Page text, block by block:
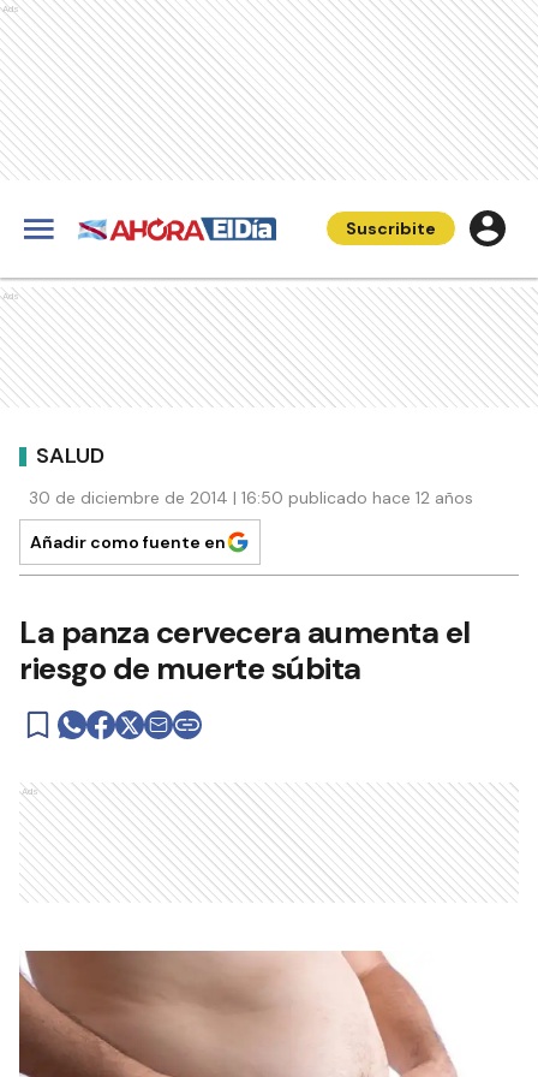
Ads
Suscribite
Ads
SALUD
30 de diciembre de 2014 | 16:50 publicado hace 12 años
Añadir como fuente en
La panza cervecera aumenta el
riesgo de muerte súbita
Ads